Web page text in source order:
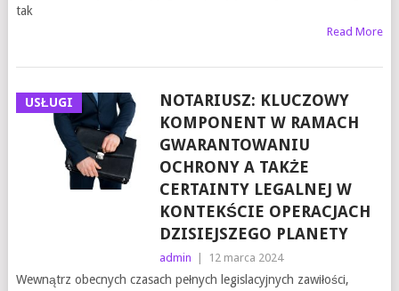
tak
Read More
USŁUGI
NOTARIUSZ: KLUCZOWY
KOMPONENT W RAMACH
GWARANTOWANIU
OCHRONY A TAKŻE
CERTAINTY LEGALNEJ W
KONTEKŚCIE OPERACJACH
DZISIEJSZEGO PLANETY
admin 12 marca 2024
Wewnątrz obecnych czasach pełnych legislacyjnych zawiłości,